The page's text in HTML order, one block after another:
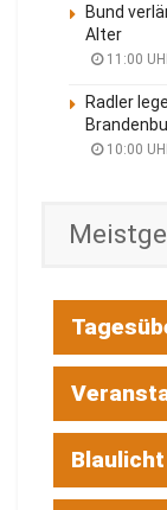
Bund
Alter
11:00
Radler
10:00
Blaulicht